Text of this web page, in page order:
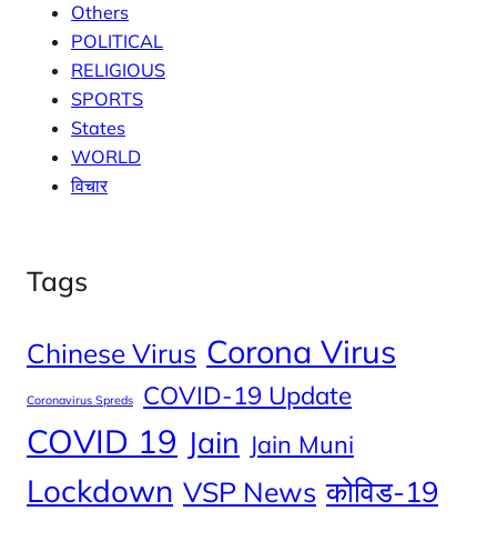
Others
POLITICAL
RELIGIOUS
SPORTS
States
WORLD
विचार
Tags
Chinese Virus Corona Virus
Coronavirus Spreds COVID-19 Update
COVID 19 Jain Jain Muni
Lockdown VSP News कोविड-19